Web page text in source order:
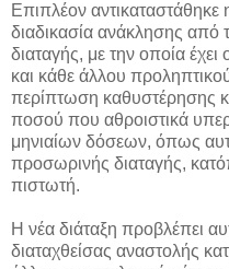
Επιπλέον
διαδικασία ανάκλησης από
διαταγής, με την οποία
και κάθε άλλου
περίπτωση καθυστέρησης
ποσού που αθροιστικά
μηνιαίων δόσεων, όπως
προσωρινής διαταγής,
πιστωτή.
Η νέα διάταξη προβλέπει
διαταχθείσας αναστολής